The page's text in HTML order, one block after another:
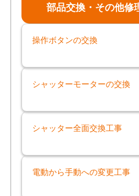
部品交換・その他修
操作ボタンの交換
シャッターモーターの交換
シャッター全面交換工事
電動から手動への変更工事